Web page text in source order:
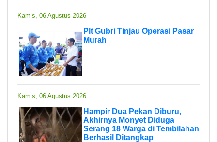
Kamis, 06 Agustus 2026
Plt Gubri Tinjau Operasi Pasar
Murah
Kamis, 06 Agustus 2026
Hampir Dua Pekan Diburu,
Akhirnya Monyet Diduga
Serang 18 Warga di Tembilahan
Berhasil Ditangkap